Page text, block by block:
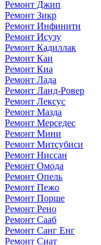
Ремонт Джип
Ремонт Зикр
Ремонт Инфинити
Ремонт Исузу
Ремонт Кадиллак
Ремонт Каи
Ремонт Киа
Ремонт Лада
Ремонт Ланд-Ровер
Ремонт Лексус
Ремонт Мазда
Ремонт Мерседес
Ремонт Мини
Ремонт Митсубиси
Ремонт Ниссан
Ремонт Омода
Ремонт Опель
Ремонт Пежо
Ремонт Порше
Ремонт Рено
Ремонт Сааб
Ремонт Санг Енг
Ремонт Сиат